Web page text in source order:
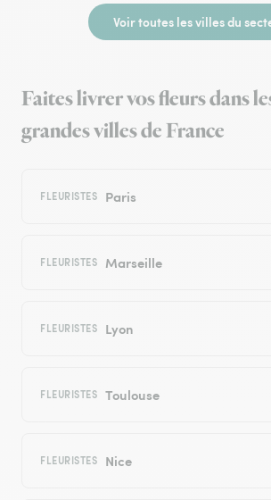
Voir toutes les villes du
Faites livrer vos fleurs dans
grandes villes de France
FLEURISTES Paris
FLEURISTES Marseille
FLEURISTES Lyon
FLEURISTES Toulouse
FLEURISTES Nice